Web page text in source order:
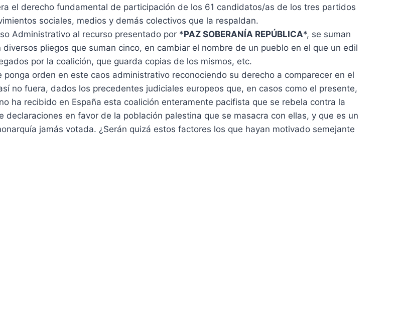
el derecho fundamental de participación de los 61 candidatos/as de los tres partidos
sociales, medios y demás colectivos que la respaldan.
Administrativo al recurso presentado por *PAZ SOBERANÍA REPÚBLICA*, se suman
pliegos que suman cinco, en cambiar el nombre de un pueblo en el que un edil
por la coalición, que guarda copias de los mismos, etc.
orden en este caos administrativo reconociendo su derecho a comparecer en el
no fuera, dados los precedentes judiciales europeos que, en casos como el presente,
ha recibido en España esta coalición enteramente pacifista que se rebela contra la
en favor de la población palestina que se masacra con ellas, y que es un
jamás votada. ¿Serán quizá estos factores los que hayan motivado semejante